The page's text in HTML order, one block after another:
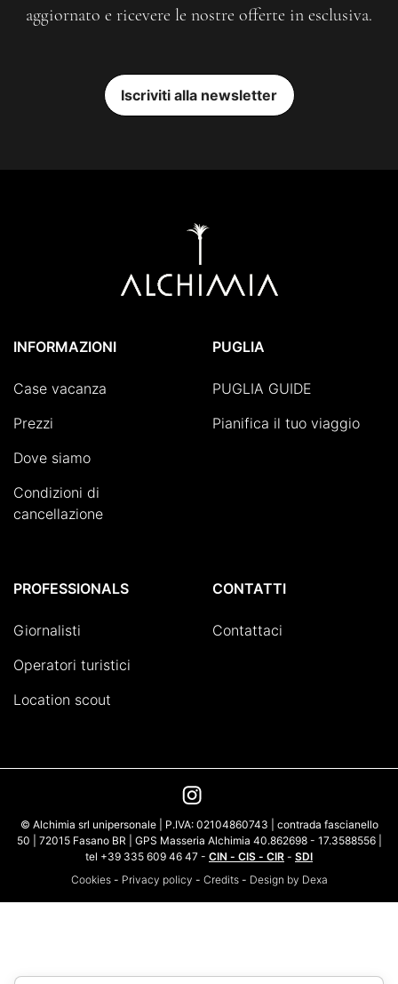
aggiornato e ricevere le nostre offerte in esclusiva.
Iscriviti alla newsletter
INFORMAZIONI
Case vacanza
Prezzi
Dove siamo
Condizioni di
cancellazione
PUGLIA
PUGLIA GUIDE
Pianifica il tuo viaggio
PROFESSIONALS
Giornalisti
Operatori turistici
Location scout
CONTATTI
Contattaci
© Alchimia srl unipersonale | P.IVA: 02104860743 | contrada fascianello
50 | 72015 Fasano BR | GPS Masseria Alchimia 40.862698 - 17.3588556 |
tel +39 335 609 46 47 - CIN - CIS - CIR - SDI
Cookies- Privacy policy - Credits- Design by Dexa